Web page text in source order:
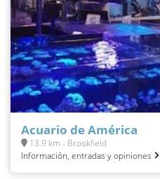
Acuario de América
13.9 km - Brookfield
Información, entradas y opiniones